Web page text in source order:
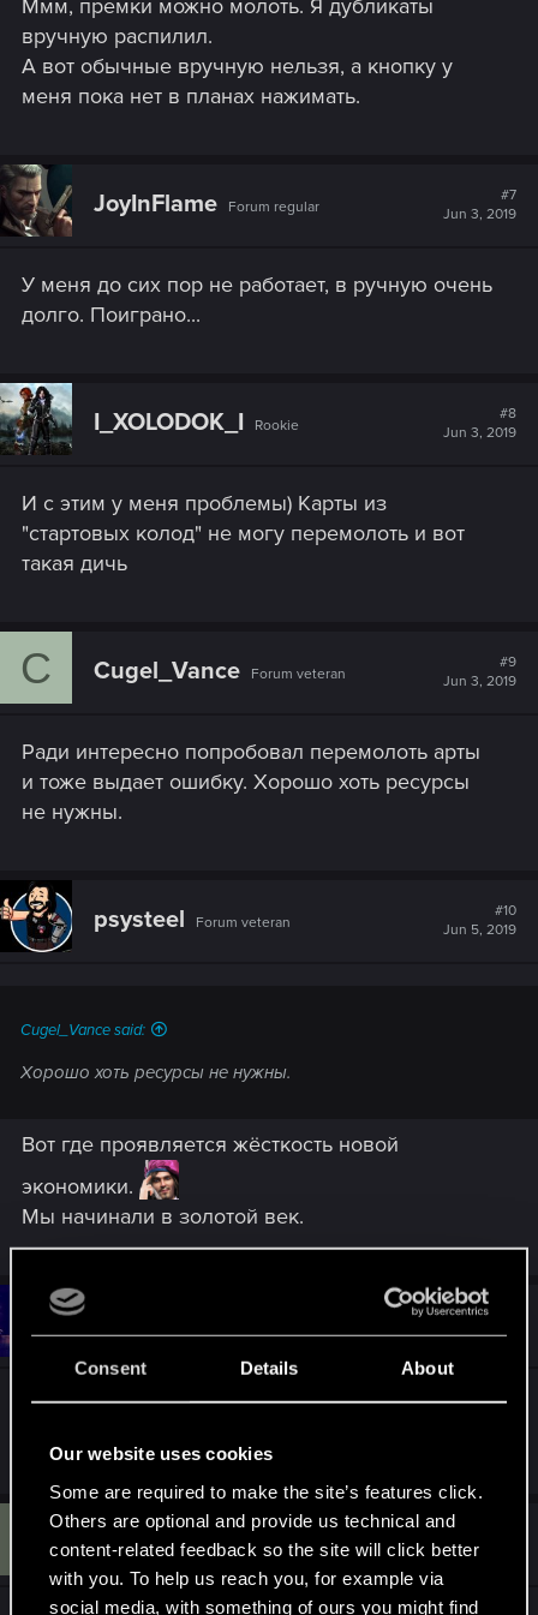
Consent Details About
Our website uses cookies
Some are required to make the site’s features click.
Others are optional and provide us technical and
content-related feedback so the site will click better
with you. To help us reach you, for example via
social media, with something of ours you might find
Ммм, премки можно молоть. Я дубликаты
вручную распилил.
А вот обычные вручную нельзя, а кнопку у
меня пока нет в планах нажимать.
JoyInFlame Forum regular
#7
Jun 3, 2019
У меня до сих пор не работает, в ручную очень
долго. Поиграно...
I_XOLODOK_I Rookie
#8
Jun 3, 2019
И с этим у меня проблемы) Карты из
"стартовых колод" не могу перемолоть и вот
такая дичь
C Cugel_Vance Forum veteran
#9
Jun 3, 2019
Ради интересно попробовал перемолоть арты
и тоже выдает ошибку. Хорошо хоть ресурсы
не нужны.
psysteel Forum veteran
#10
Jun 5, 2019
Cugel_Vance said:
Хорошо хоть ресурсы не нужны.
Вот где проявляется жёсткость новой
экономики.
Мы начинали в золотой век.
Jun 5, 2019
до сих пор не работает, не то чтобы очень
G Gerga4 Forum regular
Jun 6, 2019